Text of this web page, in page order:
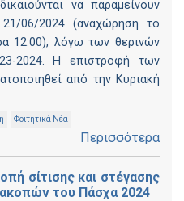
να παραμείνουν
06/2024 (αναχώρηση το
12.00), λόγω των θερινών
2024. Η επιστροφή των
από την Κυριακή
Φοιτητικά Νέα
Περισσότερα
σίτισης και στέγασης
του Πάσχα 2024